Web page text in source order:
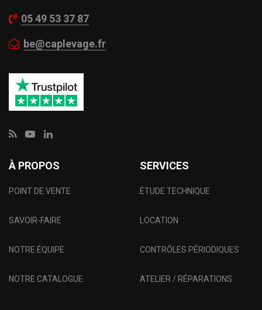
05 49 53 37 87
be@caplevage.fr
À PROPOS
POINT DE VENTE
SAVOIR-FAIRE
NOTRE ÉQUIPE
NOTRE CATALOGUE
SERVICES
ÉTUDE TECHNIQUE
LOCATION
CONTRÔLES PÉRIODIQUES
ATELIER / RÉPARATIONS